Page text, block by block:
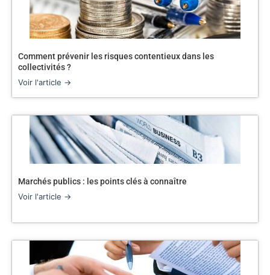
Comment prévenir les risques contentieux dans les
collectivités ?
Voir l'article →
Marchés publics : les points clés à connaître
Voir l'article →